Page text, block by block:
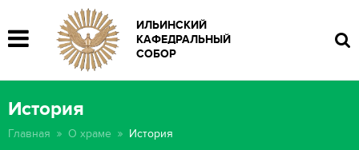
ИЛЬИНСКИЙ
КАФЕДРАЛЬНЫЙ
СОБОР
История
Главная О храме История